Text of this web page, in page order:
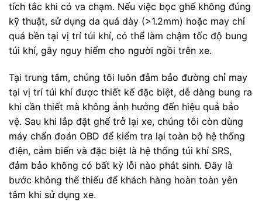
tích tắc khi có va chạm. Nếu việc bọc ghế không đúng
kỹ thuật, sử dụng da quá dày (>1.2mm) hoặc may chỉ
quá bền tại vị trí túi khí, có thể làm chậm tốc độ bung
túi khí, gây nguy hiểm cho người ngồi trên xe.
Tại trung tâm, chúng tôi luôn đảm bảo đường chỉ may
tại vị trí túi khí được thiết kế đặc biệt, dễ dàng bung ra
khi cần thiết mà không ảnh hưởng đến hiệu quả bảo
vệ. Sau khi lắp đặt ghế trở lại xe, chúng tôi còn dùng
máy chẩn đoán OBD để kiểm tra lại toàn bộ hệ thống
điện, cảm biến và đặc biệt là hệ thống túi khí SRS,
đảm bảo không có bất kỳ lỗi nào phát sinh. Đây là
bước không thể thiếu để khách hàng hoàn toàn yên
tâm khi sử dụng xe.